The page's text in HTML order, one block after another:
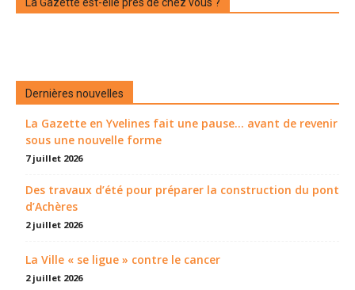
La Gazette est-elle près de chez vous ?
Dernières nouvelles
La Gazette en Yvelines fait une pause... avant de revenir
sous une nouvelle forme
7 juillet 2026
Des travaux d’été pour préparer la construction du pont
d’Achères
2 juillet 2026
La Ville « se ligue » contre le cancer
2 juillet 2026